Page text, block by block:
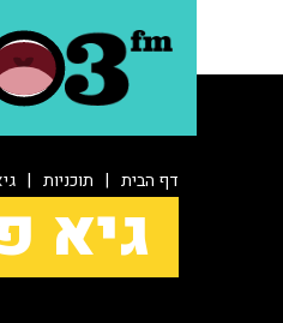
דף הבית | תוכניות |
גיא